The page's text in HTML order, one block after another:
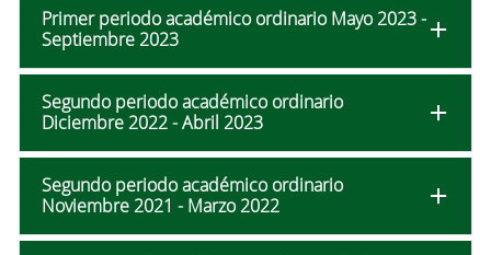
Primer periodo académico ordinario Mayo 2023 -
Septiembre 2023
Segundo periodo académico ordinario
Diciembre 2022 - Abril 2023
Segundo periodo académico ordinario
Noviembre 2021 - Marzo 2022